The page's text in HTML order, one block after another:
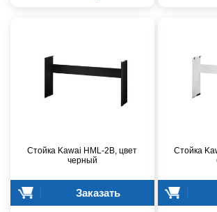
Стойка Kawai HML-2B, цвет
черный
Заказать
Стойка